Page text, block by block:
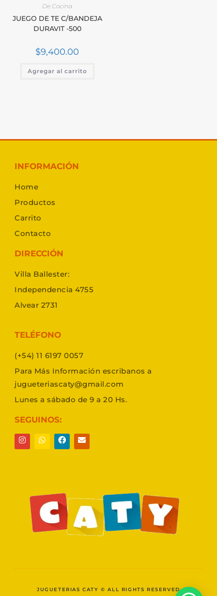
De Cocina
JUEGO DE TE C/BANDEJA
DURAVIT -500
$9,400.00
Agregar al carrito
INFORMACIÓN
Home
Productos
Carrito
Contacto
DIRECCIÓN
Villa Ballester:
Independencia 4755
Alvear 2731
TELÉFONO
(+54) 11 6197 0057
Para Más Información escribanos a
jugueteriascaty@gmail.com
Lunes a sábado de 9 a 20 Hs.
SEGUINOS:
JUGUETERIAS CATY © ALL RIGHTS RESERVED